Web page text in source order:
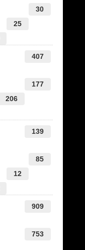
30
25
407
177
206
139
85
12
909
753